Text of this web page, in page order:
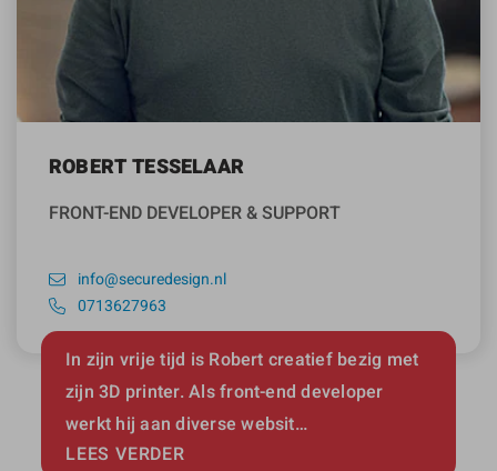
ROBERT TESSELAAR
FRONT-END DEVELOPER & SUPPORT
info@securedesign.nl
0713627963
In zijn vrije tijd is Robert creatief bezig met
zijn 3D printer. Als front-end developer
werkt hij aan diverse websit…
LEES VERDER